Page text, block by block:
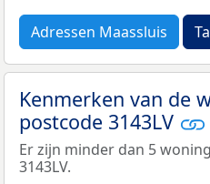
Adressen Maassluis
Kenmerken van de
postcode 3143LV
Er zijn minder dan 5
3143LV.